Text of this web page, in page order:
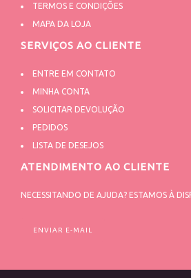
TERMOS E CONDIÇÕES
MAPA DA LOJA
SERVIÇOS AO CLIENTE
ENTRE EM CONTATO
MINHA CONTA
SOLICITAR DEVOLUÇÃO
PEDIDOS
LISTA DE DESEJOS
ATENDIMENTO AO CLIENTE
NECESSITANDO DE AJUDA? ESTAMOS À
ENVIAR E-MAIL